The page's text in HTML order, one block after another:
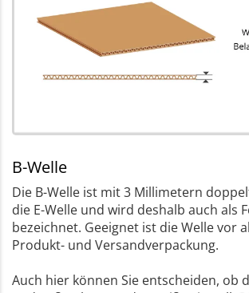
B-Welle
Die B-Welle ist mit 3 Millimetern
die E-Welle und wird deshalb auch als
bezeichnet. Geeignet ist die Welle vor
Produkt- und Versandverpackung.
Auch hier können Sie entscheiden, ob